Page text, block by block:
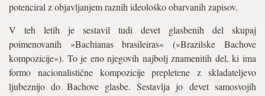
potenciral z objavljanjem raznih ideološko obarvanih zapisov.
V teh letih je sestavil tudi devet glasbenih del skupaj
poimenovanih »Bachianas brasileiras« (»Brazilske Bachove
kompozicije«). To je eno njegovih najbolj znamenitih del, ki ima
formo nacionalistične kompozicije prepletene z skladateljevo
ljubeznijo do Bachove glasbe. Sestavlja jo devet samosvojih